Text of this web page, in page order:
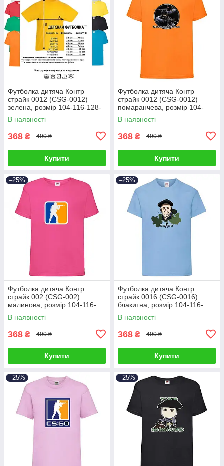
Футболка дитяча Контр
страйк 0012 (CSG-0012)
зелена, розмір 104-116-128-
140-152-164
В наявності
368 ₴ 490 ₴
Купити
Футболка дитяча Контр
страйк 0012 (CSG-0012)
помаранчева, розмір 104-
116-128-140-152-164
В наявності
368 ₴ 490 ₴
Купити
–25%
Футболка дитяча Контр
страйк 002 (CSG-002)
малинова, розмір 104-116-
128-140-152-164
В наявності
368 ₴ 490 ₴
Купити
–25%
Футболка дитяча Контр
страйк 0016 (CSG-0016)
блакитна, розмір 104-116-
128-140-152-164
В наявності
368 ₴ 490 ₴
Купити
–25% –25%